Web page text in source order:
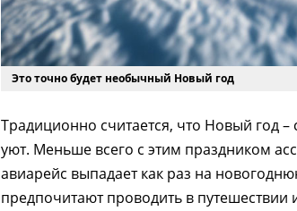
Это точно будет необычный Новый год
Традиционно считается, что Новый год
уют. Меньше всего с этим праздником
авиарейс выпадает как раз на
предпочитают проводить в путешествии